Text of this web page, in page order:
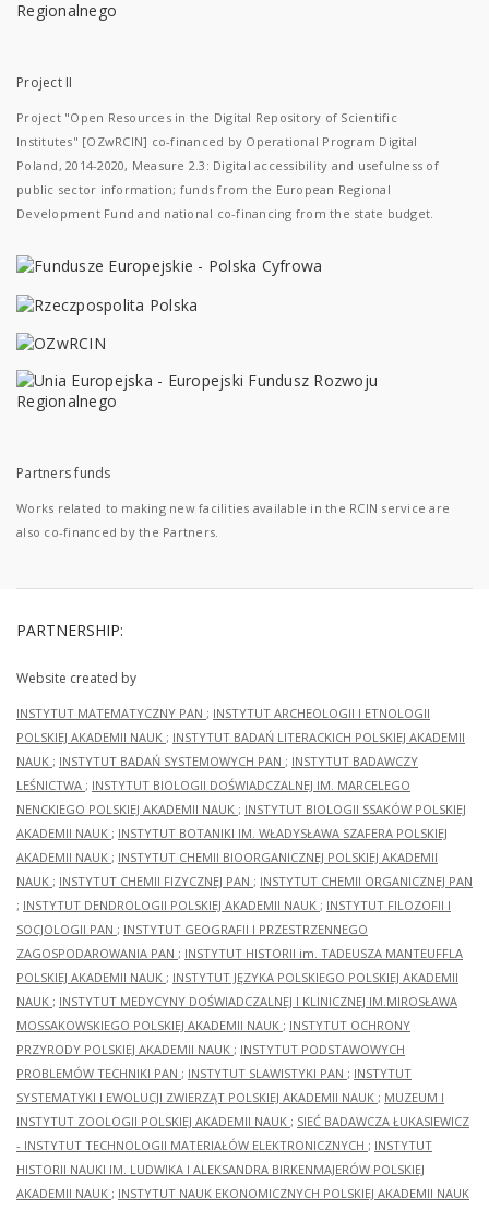
Project II
Project "Open Resources in the Digital Repository of Scientific
Institutes" [OZwRCIN] co-financed by Operational Program Digital
Poland, 2014-2020, Measure 2.3: Digital accessibility and usefulness of
public sector information; funds from the European Regional
Development Fund and national co-financing from the state budget.
Partners funds
Works related to making new facilities available in the RCIN service are
also co-financed by the Partners.
PARTNERSHIP:
Website created by
INSTYTUT MATEMATYCZNY PAN ; INSTYTUT ARCHEOLOGII I ETNOLOGII
POLSKIEJ AKADEMII NAUK ; INSTYTUT BADAŃ LITERACKICH POLSKIEJ AKADEMII
NAUK ; INSTYTUT BADAŃ SYSTEMOWYCH PAN ; INSTYTUT BADAWCZY
LEŚNICTWA ; INSTYTUT BIOLOGII DOŚWIADCZALNEJ IM. MARCELEGO
NENCKIEGO POLSKIEJ AKADEMII NAUK ; INSTYTUT BIOLOGII SSAKÓW POLSKIEJ
AKADEMII NAUK ; INSTYTUT BOTANIKI IM. WŁADYSŁAWA SZAFERA POLSKIEJ
AKADEMII NAUK ; INSTYTUT CHEMII BIOORGANICZNEJ POLSKIEJ AKADEMII
NAUK ; INSTYTUT CHEMII FIZYCZNEJ PAN ; INSTYTUT CHEMII ORGANICZNEJ PAN
; INSTYTUT DENDROLOGII POLSKIEJ AKADEMII NAUK ; INSTYTUT FILOZOFII I
SOCJOLOGII PAN ; INSTYTUT GEOGRAFII I PRZESTRZENNEGO
ZAGOSPODAROWANIA PAN ; INSTYTUT HISTORII im. TADEUSZA MANTEUFFLA
POLSKIEJ AKADEMII NAUK ; INSTYTUT JĘZYKA POLSKIEGO POLSKIEJ AKADEMII
NAUK ; INSTYTUT MEDYCYNY DOŚWIADCZALNEJ I KLINICZNEJ IM.MIROSŁAWA
MOSSAKOWSKIEGO POLSKIEJ AKADEMII NAUK ; INSTYTUT OCHRONY
PRZYRODY POLSKIEJ AKADEMII NAUK ; INSTYTUT PODSTAWOWYCH
PROBLEMÓW TECHNIKI PAN ; INSTYTUT SLAWISTYKI PAN ; INSTYTUT
SYSTEMATYKI I EWOLUCJI ZWIERZĄT POLSKIEJ AKADEMII NAUK ; MUZEUM I
INSTYTUT ZOOLOGII POLSKIEJ AKADEMII NAUK ; SIEĆ BADAWCZA ŁUKASIEWICZ
- INSTYTUT TECHNOLOGII MATERIAŁÓW ELEKTRONICZNYCH ; INSTYTUT
HISTORII NAUKI IM. LUDWIKA I ALEKSANDRA BIRKENMAJERÓW POLSKIEJ
AKADEMII NAUK ; INSTYTUT NAUK EKONOMICZNYCH POLSKIEJ AKADEMII NAUK